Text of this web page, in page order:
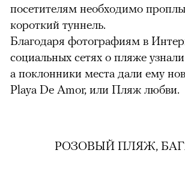
посетителям необходимо
короткий туннель.
Благодаря фотографиям в
социальных сетях о пляже
а поклонники места дали ему
Playa De Amor, или Пляж любви.
РОЗОВЫЙ ПЛЯЖ,